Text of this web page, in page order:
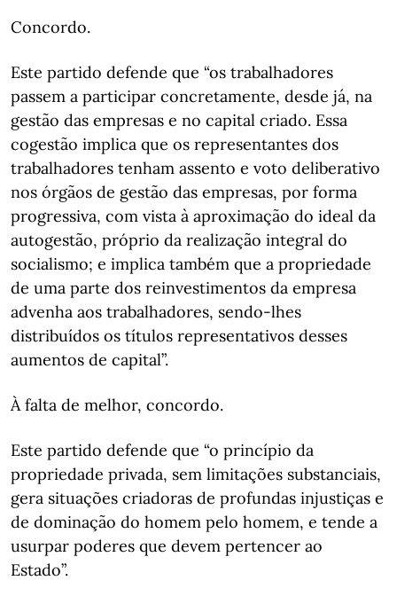
Concordo.
Este partido defende que “os trabalhadores
passem a participar concretamente, desde já, na
gestão das empresas e no capital criado. Essa
cogestão implica que os representantes dos
trabalhadores tenham assento e voto deliberativo
nos órgãos de gestão das empresas, por forma
progressiva, com vista à aproximação do ideal da
autogestão, próprio da realização integral do
socialismo; e implica também que a propriedade
de uma parte dos reinvestimentos da empresa
advenha aos trabalhadores, sendo-lhes
distribuídos os títulos representativos desses
aumentos de capital”.
À falta de melhor, concordo.
Este partido defende que “o princípio da
propriedade privada, sem limitações substanciais,
gera situações criadoras de profundas injustiças e
de dominação do homem pelo homem, e tende a
usurpar poderes que devem pertencer ao
Estado”.